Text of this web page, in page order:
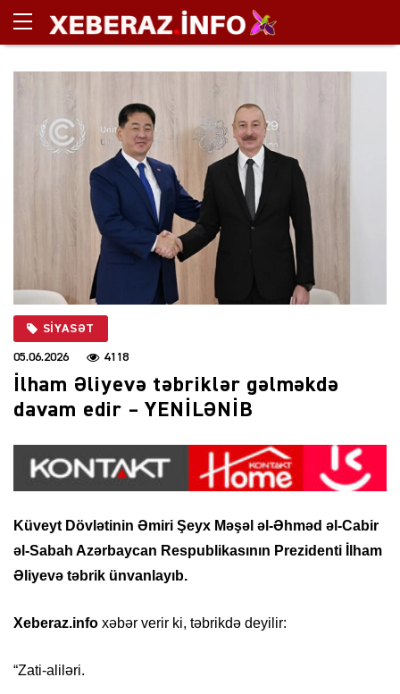
SIYASƏT
05.06.2026 4118
İlham Əliyevə təbriklər gəlməkdə
davam edir – YENİLƏNİB
Küveyt Dövlətinin Əmiri Şeyx Məşəl əl-Əhməd əl-Cabir
əl-Sabah Azərbaycan Respublikasının Prezidenti İlham
Əliyevə təbrik ünvanlayıb.
Xeberaz.info xəbər verir ki, təbrikdə deyilir:
“Zati-aliləri.